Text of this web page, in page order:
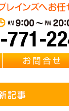
ル Brainz 取扱
会社概要